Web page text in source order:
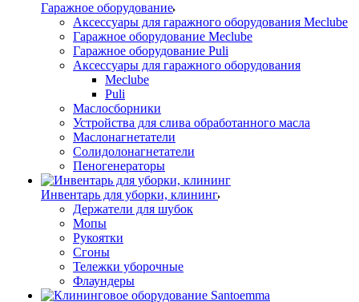
Гаражное оборудование
Аксессуары для гаражного оборудования Meclube
Гаражное оборудование Meclube
Гаражное оборудование Puli
Аксессуары для гаражного оборудования
Meclube
Puli
Маслосборники
Устройства для слива обработанного масла
Маслонагнетатели
Солидолонагнетатели
Пеногенераторы
Инвентарь для уборки, клининг
Держатели для шубок
Мопы
Рукоятки
Сгоны
Тележки уборочные
Флаундеры